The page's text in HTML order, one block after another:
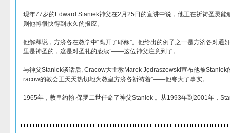
现年77岁的Edward Staniek神父在2月25日的宣讲中说，他正在祈祷圣灵能
则他将很快得到永久的报应。
他解释说，方济各在教学中“离开了耶稣”。他给出的例子之一是方济各对通
里是神圣的，这是对圣礼的亵渎”——这位神父注意到了。
与神父Staniek谈话后, Cracow大主教Marek Jędraszewski宣布他被Staniek
racow的教会正天天热切地为教皇方济各祈祷着”——他夸大了事实。
1965年，教皇约翰·保罗二世任命了神父Staniek 。从1993年到2001年，